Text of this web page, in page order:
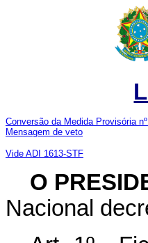
Conversão da Medida Provisória
Mensagem de veto
Vide ADI 1613-STF
O
Nacional